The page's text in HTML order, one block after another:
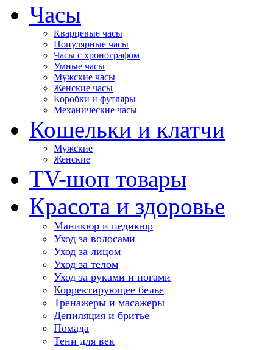
Часы
Кварцевые часы
Популярные часы
Часы с хронографом
Умные часы
Мужские часы
Женские часы
Коробки и футляры
Механические часы
Кошельки и клатчи
Мужские
Женские
TV-шоп товары
Красота и здоровье
Маникюр и педикюр
Уход за волосами
Уход за лицом
Уход за телом
Уход за руками и ногами
Корректирующее белье
Тренажеры и масажеры
Депиляция и бритье
Помада
Тени для век